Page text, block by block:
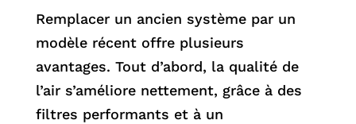
Remplacer un ancien système par un
modèle récent offre plusieurs
avantages. Tout d’abord, la qualité de
l’air s’améliore nettement, grâce à des
filtres performants et à un